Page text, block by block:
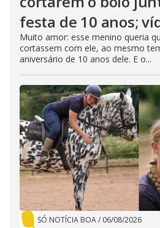
festa de 10 anos;
Muito amor: esse menino queria
cortassem com ele, ao mesmo
aniversário de 10 anos dele. E o...
SÓ NOTÍCIA BOA/ 06/08/2026